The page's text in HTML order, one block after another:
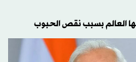
العالم بسبب نقص الحبوب